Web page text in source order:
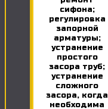
сифона;
регулировка
запорной
арматуры;
устранение
простого
засора труб;
устранение
сложного
засора, когда
необходима